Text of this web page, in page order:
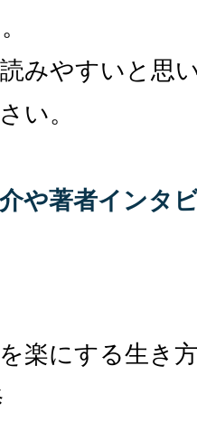
みやすいと思
い。
や著者インタ
楽にする生き